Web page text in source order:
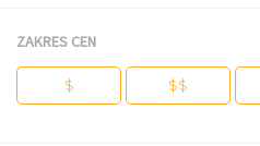
ZAKRES CEN
$ $$